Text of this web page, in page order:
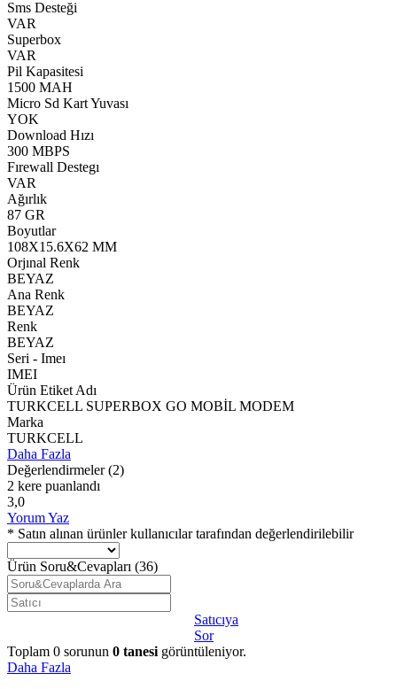
Sms Desteği
VAR
Superbox
VAR
Pil Kapasitesi
1500 MAH
Micro Sd Kart Yuvası
YOK
Download Hızı
300 MBPS
Fırewall Destegı
VAR
Ağırlık
87 GR
Boyutlar
108X15.6X62 MM
Orjınal Renk
BEYAZ
Ana Renk
BEYAZ
Renk
BEYAZ
Seri - Imeı
IMEI
Ürün Etiket Adı
TURKCELL SUPERBOX GO MOBİL MODEM
Marka
TURKCELL
Daha Fazla
Değerlendirmeler (2)
2 kere puanlandı
3,0
Yorum Yaz
* Satın alınan ürünler kullanıcılar tarafından değerlendirilebilir
Ürün Soru&Cevapları (36)
Satıcıya
Sor
Toplam 0 sorunun 0 tanesi görüntüleniyor.
Daha Fazla